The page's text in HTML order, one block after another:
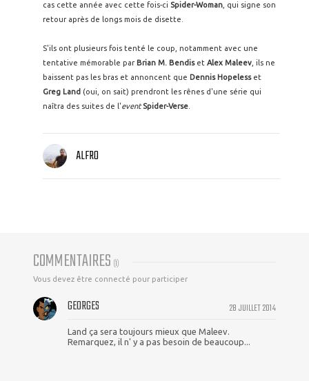
cas cette année avec cette fois-ci Spider-Woman , qui signe son
retour après de longs mois de disette.
S'ils ont plusieurs fois tenté le coup, notamment avec une
tentative mémorable par Brian M. Bendiset Alex Maleev , ils ne
baissent pas les bras et annoncent que Dennis Hopelesset
Greg Land (oui, on sait) prendront les rênes d'une série qui
naîtra des suites de l'event Spider-Verse
ALFRO
COMMENTAIRES (1)
Vous devez être connecté pour participer
28 JUILLET 2014
GEORGES
Land ça sera toujours mieux que Maleev.
Remarquez, il n' y a pas besoin de beaucoup...